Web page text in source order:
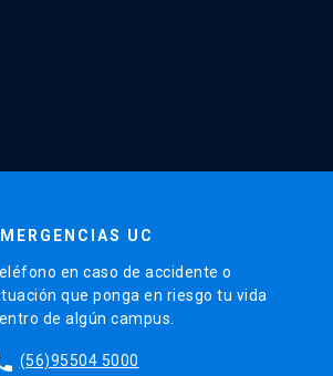
UC
en caso de accidente o
que ponga en riesgo tu vida
de algún campus.
(56)95504 5000